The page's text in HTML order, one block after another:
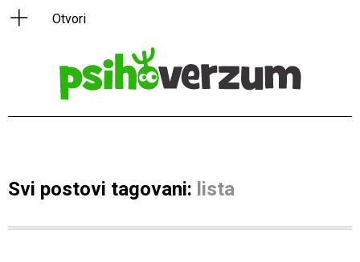
Svi postovi tagovani: lista